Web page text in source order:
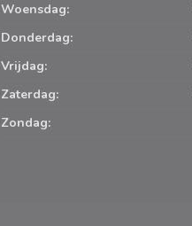
Woensdag:
Donderdag:
Vrijdag:
Zaterdag:
Zondag: